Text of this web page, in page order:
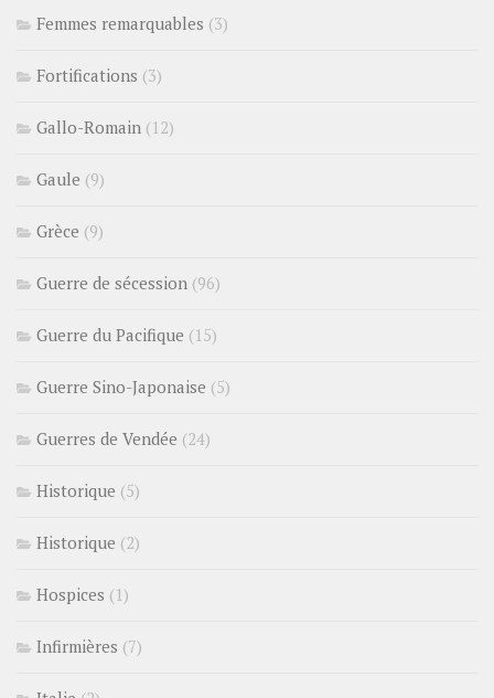
Femmes remarquables (3)
Fortifications (3)
Gallo-Romain (12)
Gaule (9)
Grèce (9)
Guerre de sécession (96)
Guerre du Pacifique (15)
Guerre Sino-Japonaise (5)
Guerres de Vendée (24)
Historique (5)
Historique (2)
Hospices (1)
Infirmières (7)